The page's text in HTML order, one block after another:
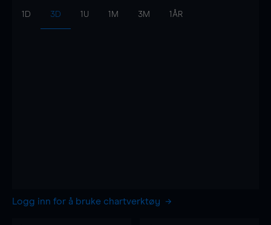
1D 3D 1U 1M 3M 1ÅR
Logg inn for å bruke chartverktøy